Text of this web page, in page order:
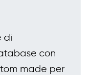
di
con
made per